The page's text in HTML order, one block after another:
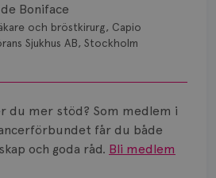
Boniface
och bröstkirurg, Capio
Sjukhus AB, Stockholm
du mer stöd? Som medlem i
får du både
och goda råd. Bli medlem